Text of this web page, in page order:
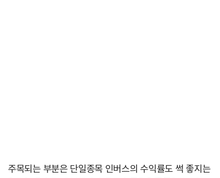
주목되는 부분은 단일종목 인버스의 수익률도 썩 좋지는